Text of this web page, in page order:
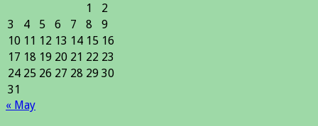
1
2
3
4 5 6 7 8
9
10 11 12 13 14 15 16
17 18 19 20 21 22 23
24 25 26 27 28 29 30
31
« May